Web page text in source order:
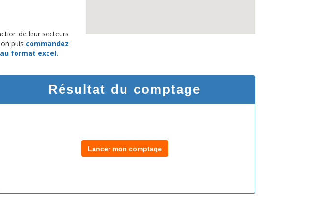
de leur secteurs
puis commandez
format excel.
Résultat du comptage
Lancer mon comptage